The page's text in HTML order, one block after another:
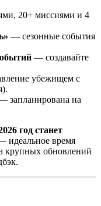
20+ миссиями и 4
— сезонные события
— создавайте
убежищем с
запланирована на
год станет
идеальное время
крупных обновлений